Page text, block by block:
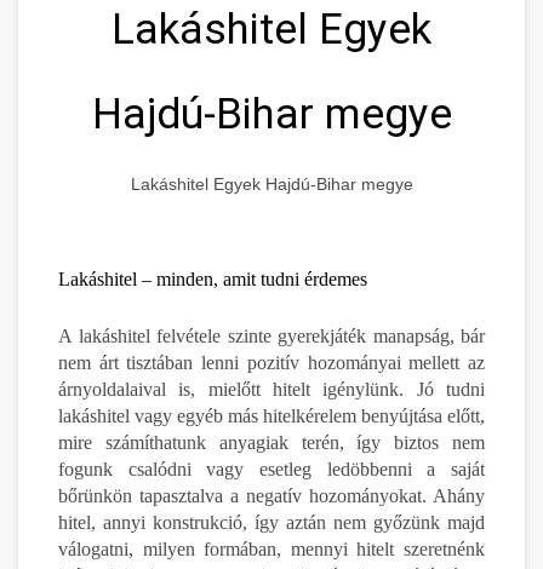
Lakáshitel Egyek
Hajdú-Bihar megye
Lakáshitel Egyek Hajdú-Bihar megye
Lakáshitel – minden, amit tudni érdemes
A lakáshitel felvétele szinte gyerekjáték manapság, bár
nem árt tisztában lenni pozitív hozományai mellett az
árnyoldalaival is, mielőtt hitelt igénylünk. Jó tudni
lakáshitel vagy egyéb más hitelkérelem benyújtása előtt,
mire számíthatunk anyagiak terén, így biztos nem
fogunk csalódni vagy esetleg ledöbbenni a saját
bőrünkön tapasztalva a negatív hozományokat. Ahány
hitel, annyi konstrukció, így aztán nem győzünk majd
válogatni, milyen formában, mennyi hitelt szeretnénk